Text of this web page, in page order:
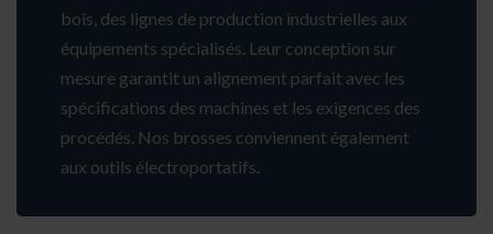
bois, des lignes de production industrielles aux
équipements spécialisés. Leur conception sur
mesure garantit un alignement parfait avec les
spécifications des machines et les exigences des
procédés. Nos brosses conviennent également
aux outils électroportatifs.